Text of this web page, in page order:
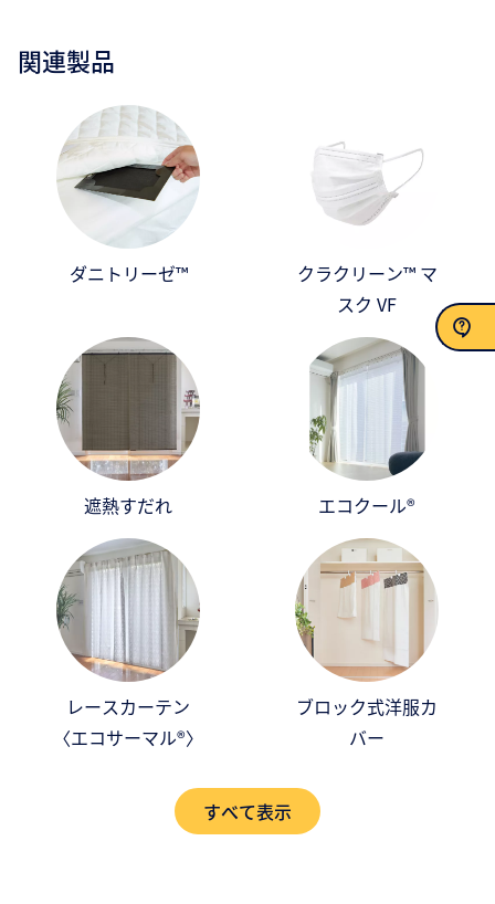
お問い合わせ
関連製品
ダニトリーゼ™
クラクリーン™ マ
スク VF
遮熱すだれ エコクール®
レースカーテン
〈エコサーマル®〉
ブロック式洋服カ
バー
すべて表示